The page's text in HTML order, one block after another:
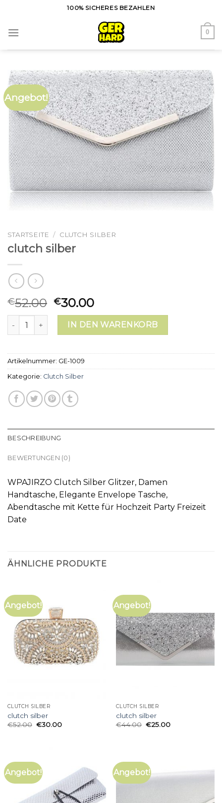
content
100% SICHERES BEZAHLEN
0
Angebot!
STARTSEITE / CLUTCH SILBER
clutch silber
€52.00 €30.00
clutch silber MengeIN DEN WARENKORB
Artikelnummer: GE-1009
Kategorie: Clutch Silber
BESCHREIBUNG
BEWERTUNGEN (0)
WPAJIRZO Clutch Silber Glitzer, Damen
Handtasche, Elegante Envelope Tasche,
Abendtasche mit Kette für Hochzeit Party Freizeit
Date
ÄHNLICHE PRODUKTE
Angebot!
CLUTCH SILBER
clutch silber
€52.00 €30.00
Angebot!
CLUTCH SILBER
clutch silber
€44.00 €25.00
Angebot! Angebot!